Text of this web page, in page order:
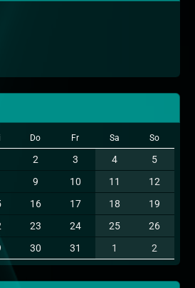
Do Fr Sa So
2 3 4
5
9 10 11
12
16 17 18
19
23 24 25
26
30 31 1 2